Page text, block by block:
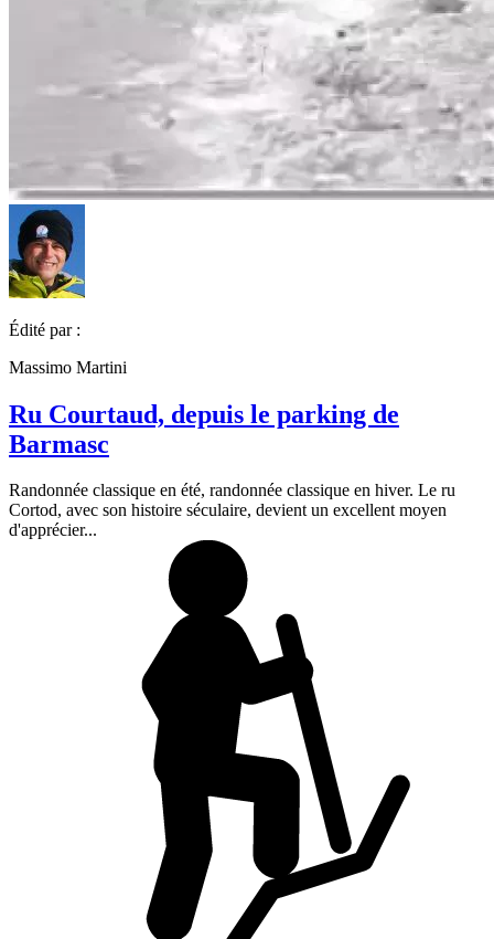
Édité par :
Massimo Martini
Ru Courtaud, depuis le parking de
Barmasc
Randonnée classique en été, randonnée classique en hiver. Le ru
Cortod, avec son histoire séculaire, devient un excellent moyen
d'apprécier...